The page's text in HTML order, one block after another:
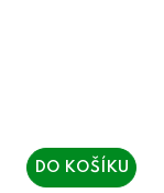
DO KOŠÍKU